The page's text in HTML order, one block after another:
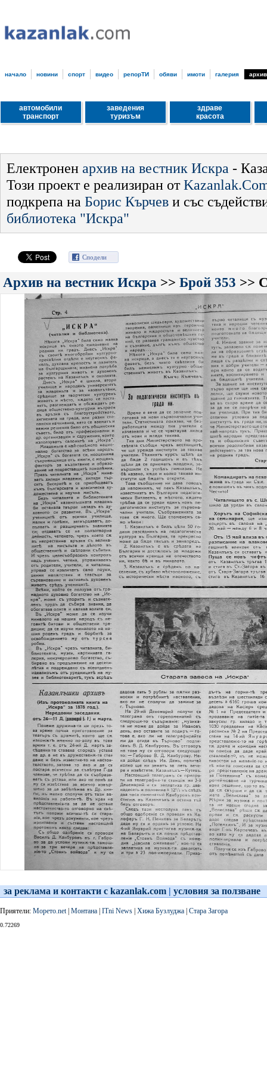
начало новини спорт видео репорТИ обяви имоти галерия
автомобили
транспорт
заведения
туризъм
здраве
красота
Електронен архив на вестник Искра -
Този проект е реализиран от
подкрепа на Борис Кърчев и със
библиотека "Искра"
Сподели
Архив на вестник Искра >> Брой 353 >>
за реклама и контакти с kazanlak.com | условия за ползване
Приятели: Морето.net| Монтана ITni News Хижа Бузлуджа Стара Загора
0.72269